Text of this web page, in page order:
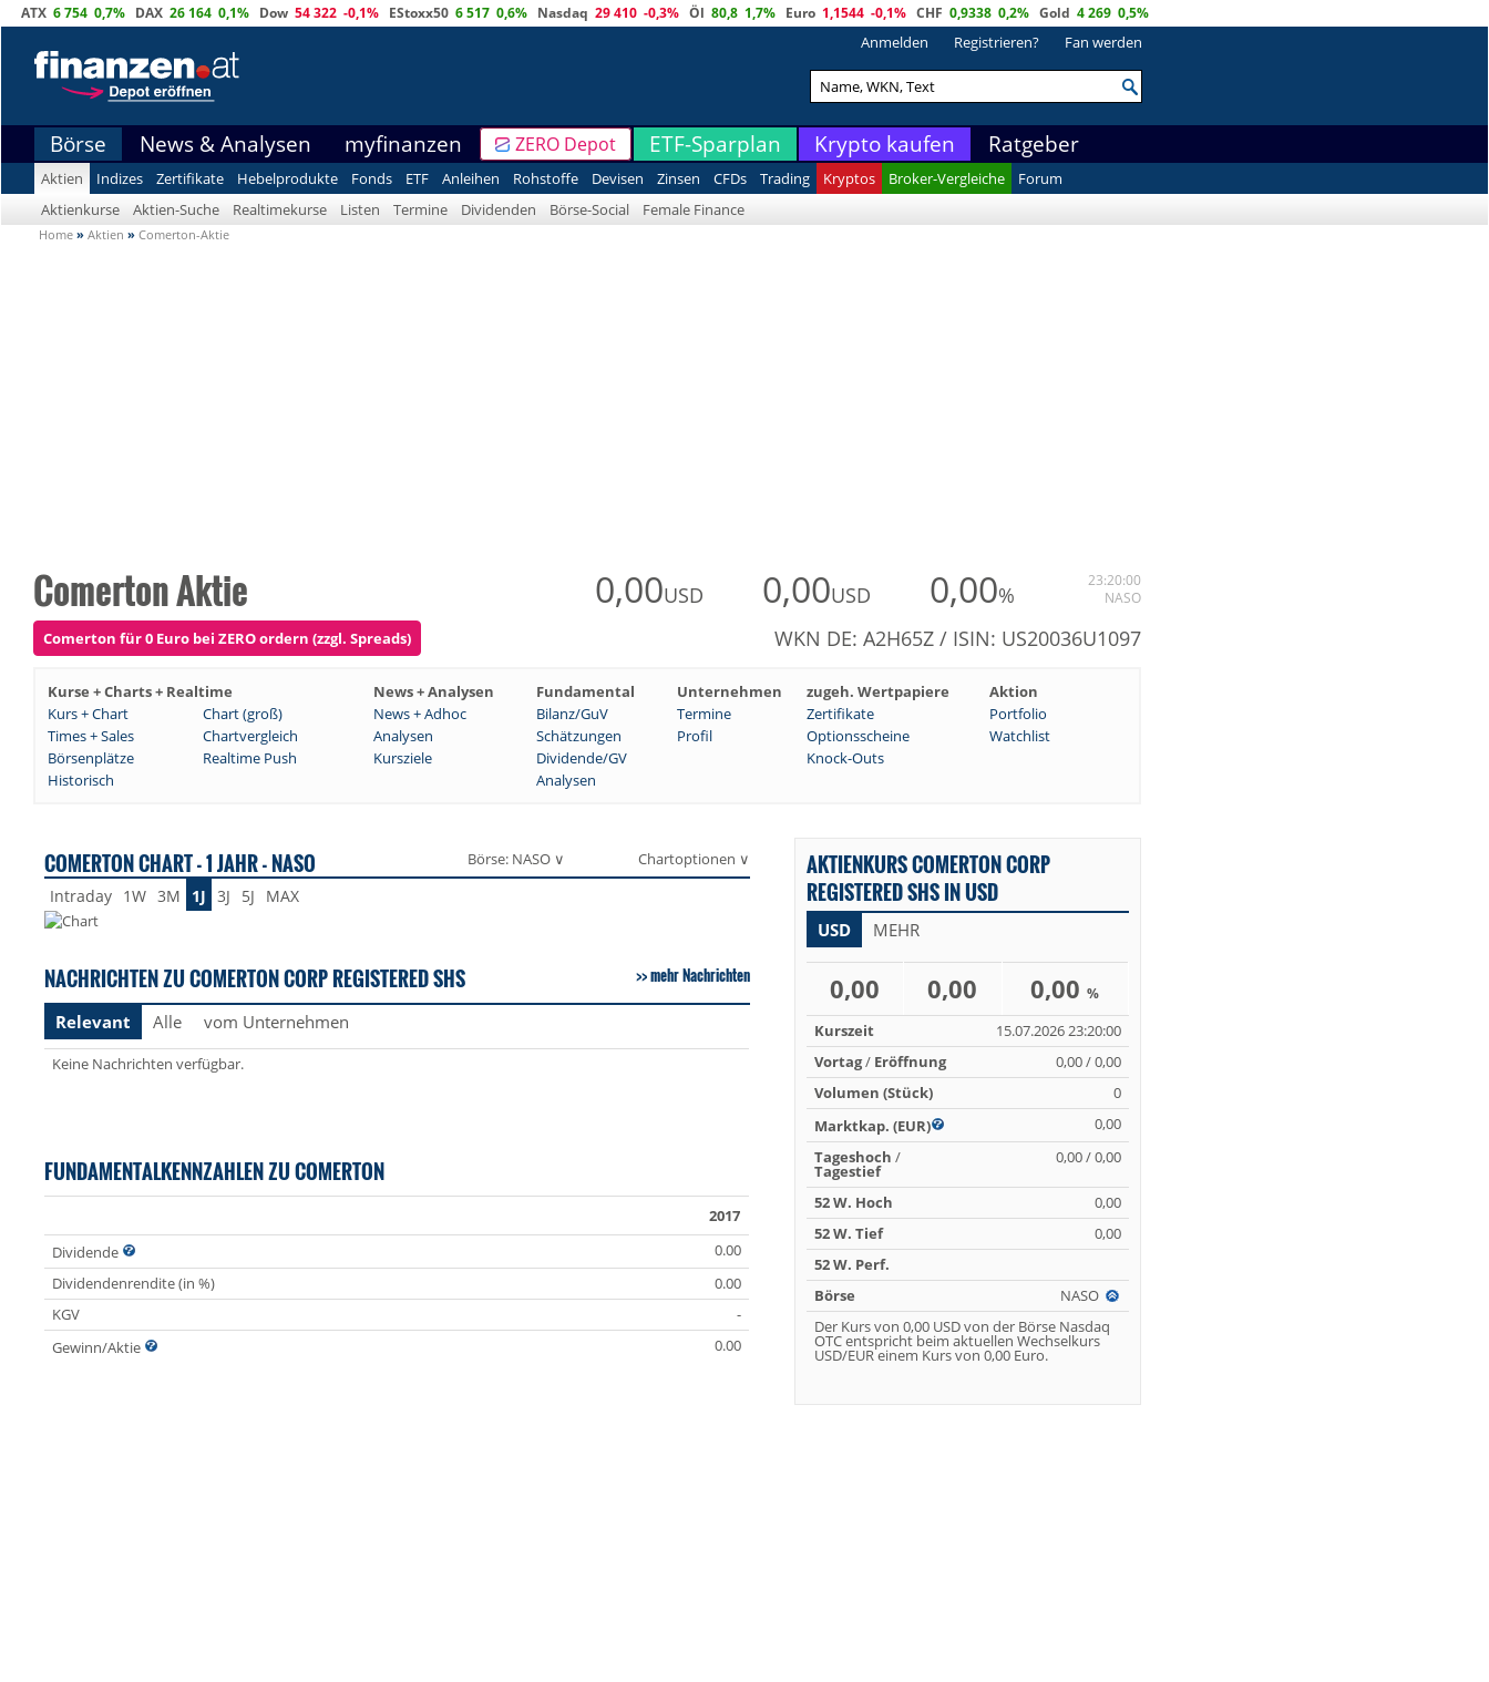
ATX 6 754 0,7% DAX 26 164 0,1% Dow 54 322 -0,1% EStoxx50 6 517 0,6% Nasdaq 29 410 -0,3% Öl 80,8 1,7% Euro 1,1544 -0,1% CHF 0,9338 0,2% Gold 4 269 0,5%
Anmelden Registrieren? Fan werden
Börse News & Analysen myfinanzen ZERO Depot ETF-Sparplan Krypto kaufen Ratgeber
Aktien Indizes Zertifikate Hebelprodukte Fonds ETF Anleihen Rohstoffe Devisen Zinsen CFDs Trading Kryptos Broker-Vergleiche
Forum
Aktienkurse
Aktien-Suche Realtimekurse Listen Termine Dividenden Börse-Social Female Finance
Home » Aktien » Comerton-Aktie
Comerton Aktie 0,00USD 0,00USD 0,00%
23:20:00
NASO
Comerton für 0 Euro bei ZERO ordern (zzgl. Spreads) WKN DE: A2H65Z / ISIN: US20036U1097
Kurse + Charts + Realtime News + Analysen Fundamental Unternehmen zugeh. Wertpapiere
Aktion
Kurs + Chart
Chart (groß) News + Adhoc Bilanz/GuV Termine Zertifikate
Portfolio
Times + Sales
Chartvergleich Analysen Schätzungen Profil Optionsscheine
Watchlist
Börsenplätze
Realtime Push Kursziele Dividende/GV
Knock-Outs
Historisch
Analysen
COMERTON CHART - 1 JAHR - NASO Börse: NASO ∨ Chartoptionen ∨
Intraday 1W 3M 1J 3J 5J MAX
NACHRICHTEN ZU COMERTON CORP REGISTERED SHS mehr Nachrichten
Relevant Alle vom Unternehmen
Keine Nachrichten verfügbar.
FUNDAMENTALKENNZAHLEN ZU COMERTON
2017
Dividende
0.00
Dividendenrendite (in %)
0.00
KGV
-
Gewinn/Aktie
0.00
AKTIENKURS COMERTON CORP
REGISTERED SHS IN USD
USD MEHR
0,00 0,00 0,00%
Kurszeit
15.07.2026 23:20:00
Vortag/ Eröffnung
0,00 / 0,00
Volumen (Stück)
0
Marktkap. (EUR)
0,00
Tageshoch /
Tagestief
0,00 / 0,00
52 W. Hoch
0,00
52 W. Tief
0,00
52 W. Perf.
Börse
NASO
Der Kurs von 0,00 USD von der Börse Nasdaq
OTC entspricht beim aktuellen Wechselkurs
USD/EUR einem Kurs von 0,00 Euro.